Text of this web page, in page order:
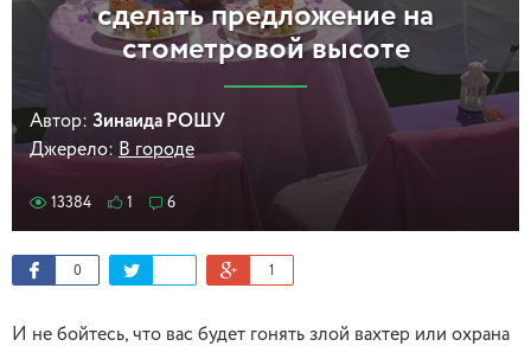
сделать предложение на
стометровой высоте
Автор: Зинаида РОШУ
Джерело: В городе
13384 1 6
0 1
И не бойтесь, что вас будет гонять злой вахтер или охрана